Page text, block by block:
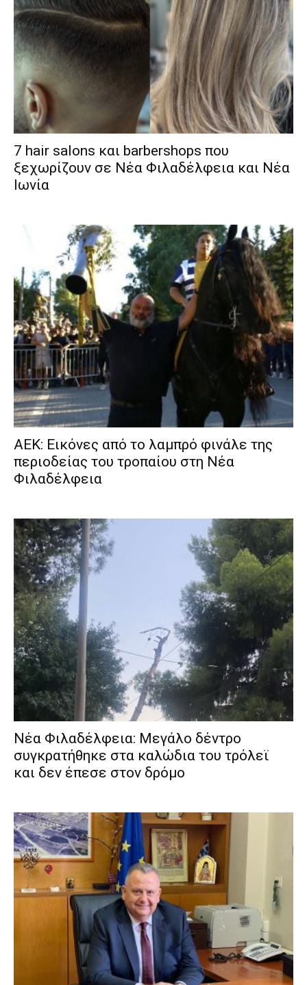
7 hair salons και barbershops που
ξεχωρίζουν σε Νέα Φιλαδέλφεια και Νέα
Ιωνία
ΑΕΚ: Εικόνες από το λαμπρό φινάλε της
περιοδείας του τροπαίου στη Νέα
Φιλαδέλφεια
Νέα Φιλαδέλφεια: Μεγάλο δέντρο
συγκρατήθηκε στα καλώδια του τρόλεϊ
και δεν έπεσε στον δρόμο